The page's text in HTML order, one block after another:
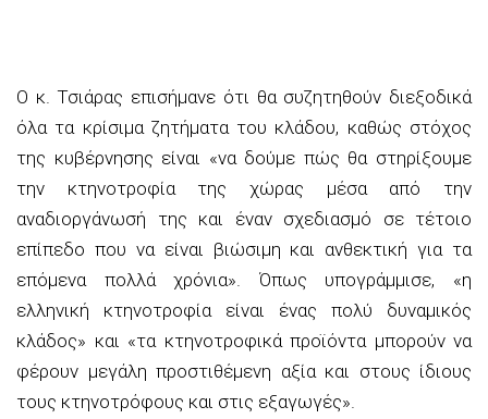
Ο κ. Τσιάρας επισήμανε ότι θα συζητηθούν διεξοδικά
όλα τα κρίσιμα ζητήματα του κλάδου, καθώς στόχος
της κυβέρνησης είναι «να δούμε πώς θα στηρίξουμε
την κτηνοτροφία της χώρας μέσα από την
αναδιοργάνωσή της και έναν σχεδιασμό σε τέτοιο
επίπεδο που να είναι βιώσιμη και ανθεκτική για τα
επόμενα πολλά χρόνια». Όπως υπογράμμισε, «η
ελληνική κτηνοτροφία είναι ένας πολύ δυναμικός
κλάδος» και «τα κτηνοτροφικά προϊόντα μπορούν να
φέρουν μεγάλη προστιθέμενη αξία και στους ίδιους
τους κτηνοτρόφους και στις εξαγωγές».